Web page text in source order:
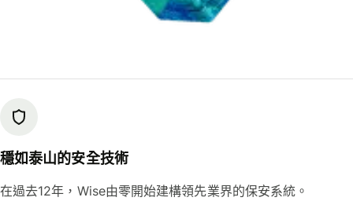
穩如泰山的安全技術
在過去12年，Wise由零開始建構領先業界的保安系統。